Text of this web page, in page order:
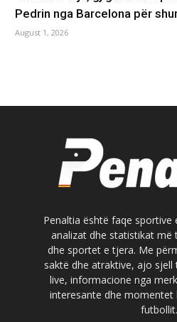
Pedrin nga Barcelona për
August 1, 2026
Penaltia është faqe sportive
analizat dhe statistikat më
dhe sportet e tjera. Me
saktë dhe atraktive, ajo
live, informacione nga
interesante dhe momentet
futbollit.